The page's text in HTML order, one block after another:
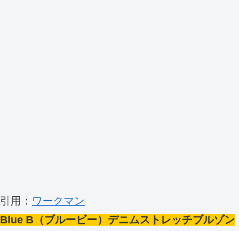
引用： ワークマン
Blue B（ブルービー）デニムストレッチブルゾン